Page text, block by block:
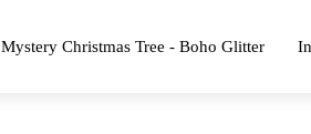
Mystery Christmas Tree - Boho Glitter